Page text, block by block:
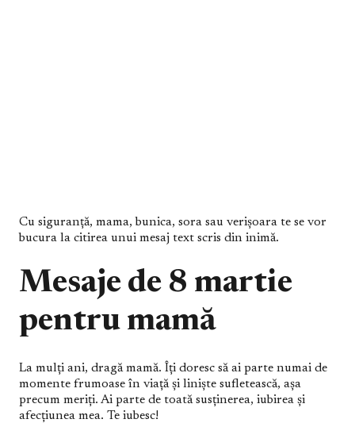
Cu siguranță, mama, bunica, sora sau verișoara te se vor
bucura la citirea unui mesaj text scris din inimă.
Mesaje de 8 martie
pentru mamă
La mulți ani, dragă mamă. Îți doresc să ai parte numai de
momente frumoase în viață și liniște sufletească, așa
precum meriți. Ai parte de toată susținerea, iubirea și
afecțiunea mea. Te iubesc!